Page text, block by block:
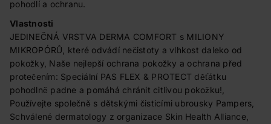
pohodlí a ochranu.
Vlastnosti
JEDINEČNÁ VRSTVA DERMA COMFORT s MILIONY
MIKROPÓRŮ, které odvádí nečistoty a vlhkost daleko od
pokožky, Naše nejlepší ochrana pokožky a ochrana před
protečením: Speciální PAS FLEX & PROTECT děťátku
pohodlně padne a pomáhá chránit citlivou pokožku!,
Používejte společně s dětskými čisticími ubrousky Pampers,
Schválené dermatology z organizace Skin Health Alliance,